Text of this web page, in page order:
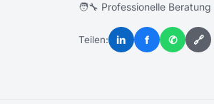
🧑‍🔧 Professionelle
Teilen: in f ✆ 🔗